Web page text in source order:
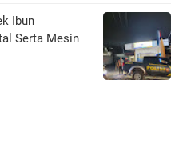
Ibun
Serta Mesin